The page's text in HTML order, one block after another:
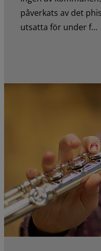
påverkats av det
utsatta för under f...